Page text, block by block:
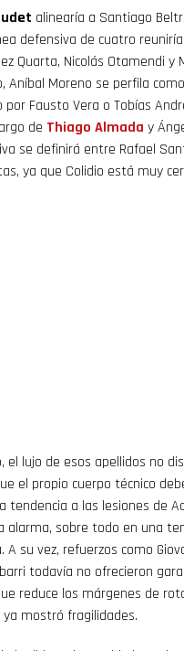
alinearía a Santiago
defensiva de cuatro
Quarta, Nicolás Otamendi y
Aníbal Moreno se perfila
por Fausto Vera o Tobías
de Thiago Almada y
se definirá entre Rafael
ya que Colidio está muy
el lujo de esos apellidos no
el propio cuerpo técnico
tendencia a las lesiones de
alarma, sobre todo en una
A su vez, refuerzos como
todavía no ofrecieron
reduce los márgenes de
mostró fragilidades.